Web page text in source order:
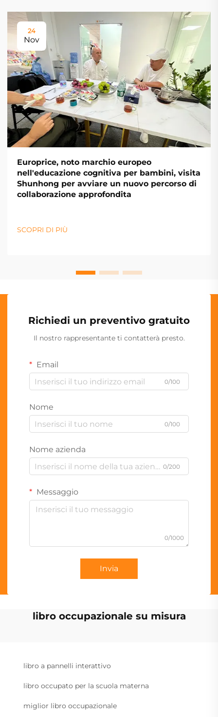
24
Nov
Europrice, noto marchio europeo
nell'educazione cognitiva per bambini, visita
Shunhong per avviare un nuovo percorso di
collaborazione approfondita
SCOPRI DI PIÙ
Richiedi un preventivo gratuito
Il nostro rappresentante ti contatterà presto.
Email
0/100
Nome
0/100
Nome azienda
0/200
Messaggio
0/1000
Invia
libro occupazionale su misura
libro a pannelli interattivo
libro occupato per la scuola materna
miglior libro occupazionale